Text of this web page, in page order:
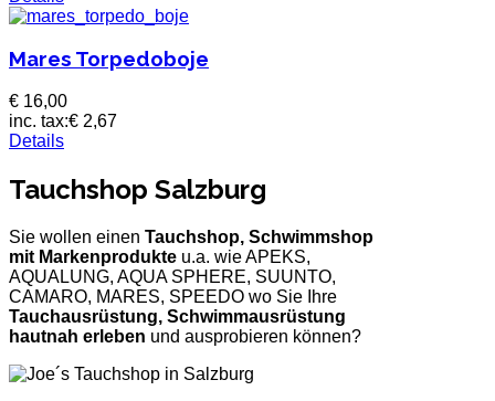
Mares Torpedoboje
€ 16,00
inc. tax:€ 2,67
Details
Tauchshop Salzburg
Sie wollen einen Tauchshop, Schwimmshop
mit Markenprodukte u.a. wie APEKS,
AQUALUNG, AQUA SPHERE, SUUNTO,
CAMARO, MARES, SPEEDO wo Sie Ihre
Tauchausrüstung, Schwimmausrüstung
hautnah erleben und ausprobieren können?